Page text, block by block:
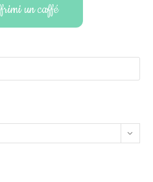
un caffé